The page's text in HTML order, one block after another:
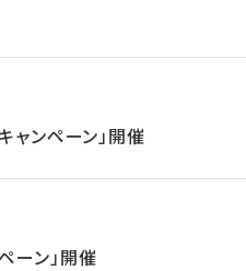
ャンペーン」開催
ーン」開催